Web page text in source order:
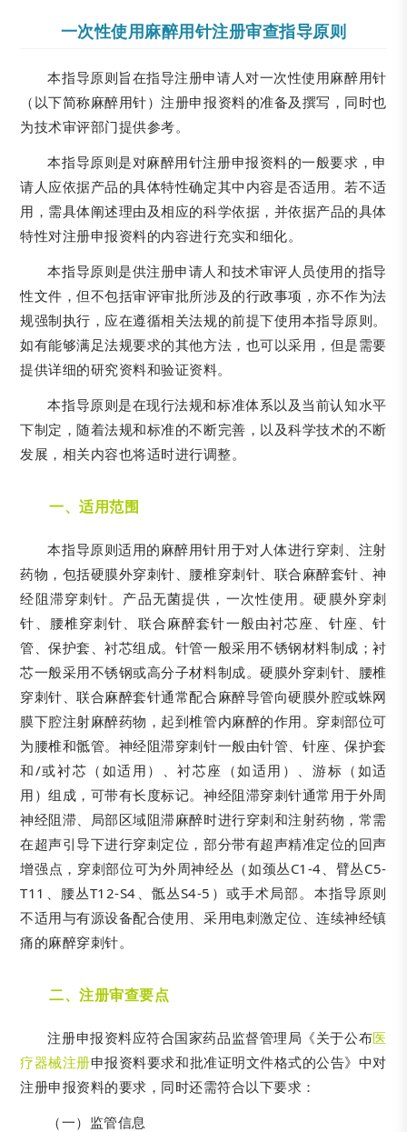
一次性使用麻醉用针注册审查指导原则
本指导原则旨在指导注册申请人对一次性使用麻醉用针
（以下简称麻醉用针）注册申报资料的准备及撰写，同时也
为技术审评部门提供参考。
本指导原则是对麻醉用针注册申报资料的一般要求，申
请人应依据产品的具体特性确定其中内容是否适用。若不适
用，需具体阐述理由及相应的科学依据，并依据产品的具体
特性对注册申报资料的内容进行充实和细化。
本指导原则是供注册申请人和技术审评人员使用的指导
性文件，但不包括审评审批所涉及的行政事项，亦不作为法
规强制执行，应在遵循相关法规的前提下使用本指导原则。
如有能够满足法规要求的其他方法，也可以采用，但是需要
提供详细的研究资料和验证资料。
本指导原则是在现行法规和标准体系以及当前认知水平
下制定，随着法规和标准的不断完善，以及科学技术的不断
发展，相关内容也将适时进行调整。
一、适用范围
本指导原则适用的麻醉用针用于对人体进行穿刺、注射
药物，包括硬膜外穿刺针、腰椎穿刺针、联合麻醉套针、神
经阻滞穿刺针。产品无菌提供，一次性使用。硬膜外穿刺
针、腰椎穿刺针、联合麻醉套针一般由衬芯座、针座、针
管、保护套、衬芯组成。针管一般采用不锈钢材料制成；衬
芯一般采用不锈钢或高分子材料制成。硬膜外穿刺针、腰椎
穿刺针、联合麻醉套针通常配合麻醉导管向硬膜外腔或蛛网
膜下腔注射麻醉药物，起到椎管内麻醉的作用。穿刺部位可
为腰椎和骶管。神经阻滞穿刺针一般由针管、针座、保护套
和/或衬芯（如适用）、衬芯座（如适用）、游标（如适
用）组成，可带有长度标记。神经阻滞穿刺针通常用于外周
神经阻滞、局部区域阻滞麻醉时进行穿刺和注射药物，常需
在超声引导下进行穿刺定位，部分带有超声精准定位的回声
增强点，穿刺部位可为外周神经丛（如颈丛C1-4、臂丛C5-
T11、腰丛T12-S4、骶丛S4-5）或手术局部。本指导原则
不适用与有源设备配合使用、采用电刺激定位、连续神经镇
痛的麻醉穿刺针。
二、注册审查要点
注册申报资料应符合国家药品监督管理局《关于公布医
疗器械注册申报资料要求和批准证明文件格式的公告》中对
注册申报资料的要求，同时还需符合以下要求：
（一）监管信息